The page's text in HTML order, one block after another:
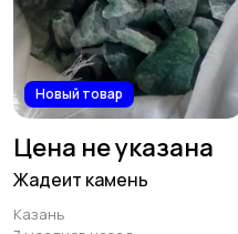
Новый товар
Цена не указана
Жадеит камень
Казань